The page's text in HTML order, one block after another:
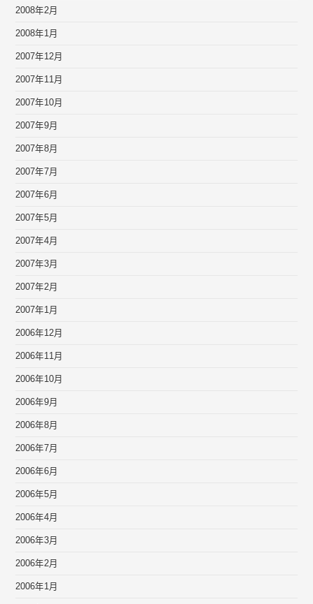
2008年2月
2008年1月
2007年12月
2007年11月
2007年10月
2007年9月
2007年8月
2007年7月
2007年6月
2007年5月
2007年4月
2007年3月
2007年2月
2007年1月
2006年12月
2006年11月
2006年10月
2006年9月
2006年8月
2006年7月
2006年6月
2006年5月
2006年4月
2006年3月
2006年2月
2006年1月